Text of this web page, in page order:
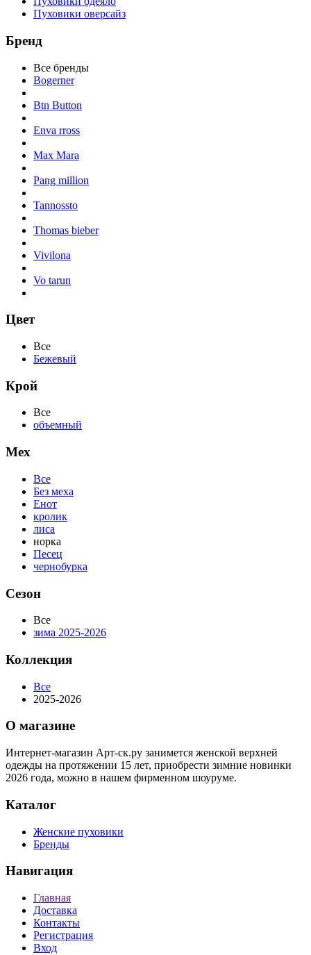
Пуховики оверсайз
Бренд
Все бренды
Bogerner
Btn Button
Enva rross
Max Mara
Pang million
Tannossto
Thomas bieber
Vivilona
Vo tarun
Цвет
Все
Бежевый
Крой
Все
объемный
Мех
Все
Без меха
Енот
кролик
лиса
норка
Песец
чернобурка
Сезон
Все
зима 2025-2026
Коллекция
Все
2025-2026
О магазине
Интернет-магазин Арт-ск.ру занимется женской верхней
одежды на протяжении 15 лет, приобрести зимние новинки
2026 года, можно в нашем фирменном шоуруме.
Каталог
Женские пуховики
Бренды
Навигация
Главная
Доставка
Контакты
Регистрация
Вход